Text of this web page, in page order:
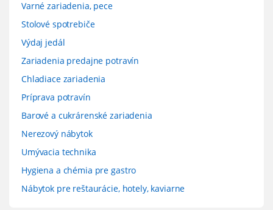
Varné zariadenia, pece
Stolové spotrebiče
Výdaj jedál
Zariadenia predajne potravín
Chladiace zariadenia
Príprava potravín
Barové a cukrárenské zariadenia
Nerezový nábytok
Umývacia technika
Hygiena a chémia pre gastro
Nábytok pre reštaurácie, hotely, kaviarne